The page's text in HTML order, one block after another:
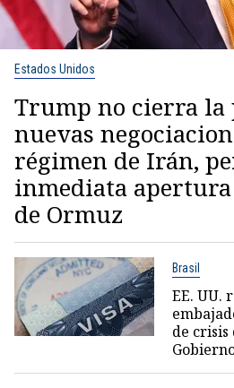
Estados Unidos
Trump no cierra la
nuevas
régimen de Irán,
inmediata
de Ormuz
Brasil
EE. UU.
de